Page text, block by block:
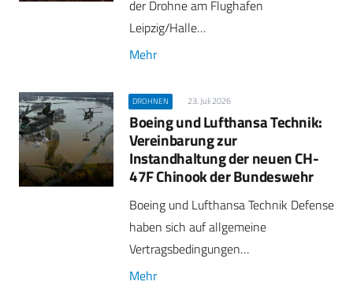
der Drohne am Flughafen
Leipzig/Halle…
Mehr
DROHNEN 23. Juli 2026
Boeing und Lufthansa Technik:
Vereinbarung zur
Instandhaltung der neuen CH-
47F Chinook der Bundeswehr
Boeing und Lufthansa Technik Defense
haben sich auf allgemeine
Vertragsbedingungen…
Mehr